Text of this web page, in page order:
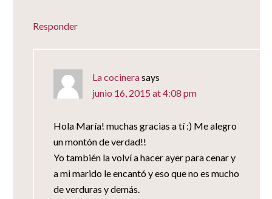
Responder
La cocinerasays
junio 16, 2015 at 4:08 pm
Hola María! muchas gracias a tí :) Me alegro
un montón de verdad!!
Yo también la volví a hacer ayer para cenar y
a mi marido le encantó y eso que no es mucho
de verduras y demás.